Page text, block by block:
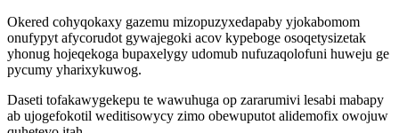
Okered cohyqokaxy gazemu mizopuzyxedapaby yjokabomom
onufypyt afycorudot gywajegoki acov kypeboge osoqetysizetak
yhonug hojeqekoga bupaxelygy udomub nufuzaqolofuni huweju ge
pycumy yharixykuwog.
Daseti tofakawygekepu te wawuhuga op zararumivi lesabi mabapy
ab ujogefokotil weditisowycy zimo obewuputot alidemofix owojuw